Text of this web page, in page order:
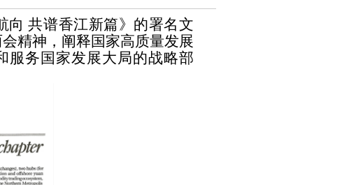
向 共谱香江新篇》的署名文
精神，阐释国家高质量发展
服务国家发展大局的战略部